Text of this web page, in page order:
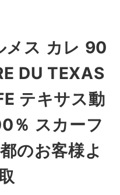
メス カレ 90
DU TEXAS
テキサス動
％ スカーフ
のお客様よ